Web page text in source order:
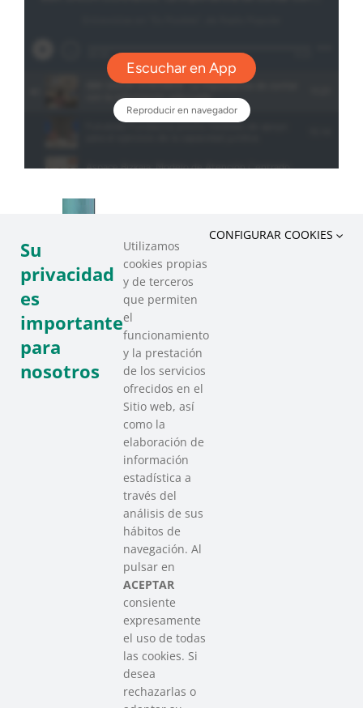
SAREEN SAREA
Asociación que agrupa a las redes
del Tercer Sector Social en Euskadi
Contacto
info@sareensarea.eu
Iparraguirre, 9 lonja – 48009 Bilbao
946 569 230
Su
privacidad
es
importante
para
nosotros
Utilizamos
cookies propias
y de terceros
que permiten
el
funcionamiento
y la prestación
de los servicios
ofrecidos en el
Sitio web, así
como la
elaboración de
información
estadística a
través del
análisis de sus
hábitos de
navegación. Al
pulsar en
ACEPTAR
consiente
expresamente
el uso de todas
las cookies. Si
desea
rechazarlas o
CONFIGURAR COOKIES